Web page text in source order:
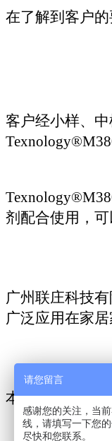
在了解到客户
客户经小样、
剂配合使用，可
广州联庄科技
广泛应用在家
本文来源于广
请您留言
感谢您的关注，当
线，请填写一下您
尽快和您联系。